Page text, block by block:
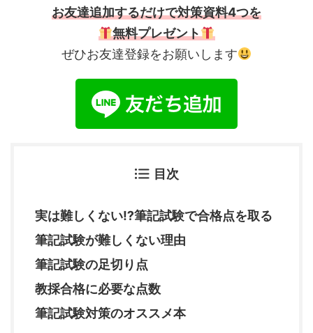
お友達追加するだけで対策資料4つを
無料プレゼント
ぜひお友達登録をお願いします
目次
実は難しくない⁉筆記試験で合格点を取る
筆記試験が難しくない理由
筆記試験の足切り点
教採合格に必要な点数
筆記試験対策のオススメ本